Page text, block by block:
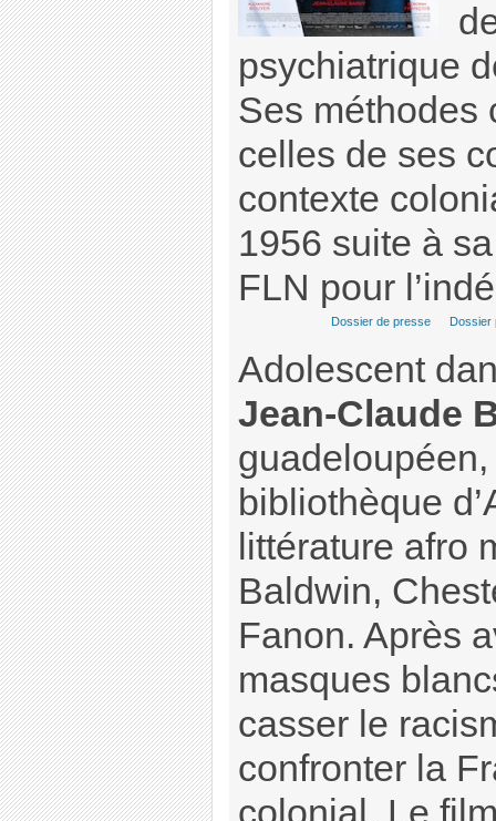
psychiatrique
Ses méthodes
celles de ses
contexte
1956 suite à
FLN pour
Dossier de presse Dossier
Adolescent
Jean-Claude
bibliothèque
littérature afro
Baldwin,
Fanon. Après
masques
casser le
confronter la
colonial. Le